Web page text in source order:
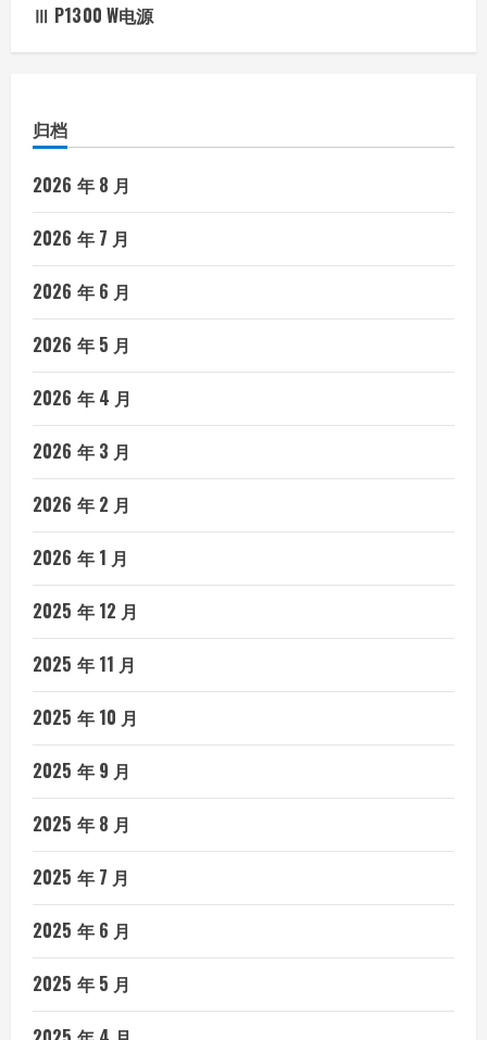
Ⅲ P1300 W电源
归档
2026 年 8 月
2026 年 7 月
2026 年 6 月
2026 年 5 月
2026 年 4 月
2026 年 3 月
2026 年 2 月
2026 年 1 月
2025 年 12 月
2025 年 11 月
2025 年 10 月
2025 年 9 月
2025 年 8 月
2025 年 7 月
2025 年 6 月
2025 年 5 月